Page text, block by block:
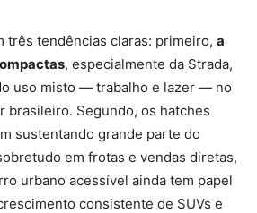
três tendências claras: primeiro, a
, especialmente da Strada,
uso misto — trabalho e lazer — no
brasileiro. Segundo, os hatches
sustentando grande parte do
em frotas e vendas diretas,
urbano acessível ainda tem papel
consistente de SUVs e